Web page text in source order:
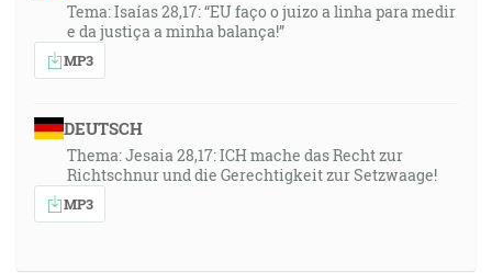
Tema: Isaías 28,17: “EU faço o juizo a linha para medir
e da justiça a minha balança!”
MP3
DEUTSCH
Thema: Jesaia 28,17: ICH mache das Recht zur
Richtschnur und die Gerechtigkeit zur Setzwaage!
MP3